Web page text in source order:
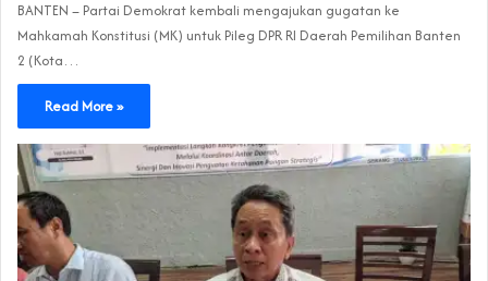
BANTEN – Partai Demokrat kembali mengajukan gugatan ke
Mahkamah Konstitusi (MK) untuk Pileg DPR RI Daerah Pemilihan Banten
2 (Kota…
Read More »